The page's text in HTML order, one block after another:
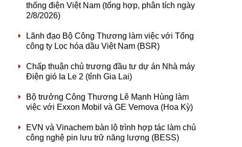
thống điện Việt Nam (tổng hợp, phân tích ngày
2/8/2026)
Lãnh đạo Bộ Công Thương làm việc với Tổng
công ty Lọc hóa dầu Việt Nam (BSR)
Chấp thuận chủ trương đầu tư dự án Nhà máy
Điện gió Ia Le 2 (tỉnh Gia Lai)
Bộ trưởng Công Thương Lê Mạnh Hùng làm
việc với Exxon Mobil và GE Vernova (Hoa Kỳ)
EVN và Vinachem bàn lộ trình hợp tác làm chủ
công nghệ pin lưu trữ năng lượng (BESS)